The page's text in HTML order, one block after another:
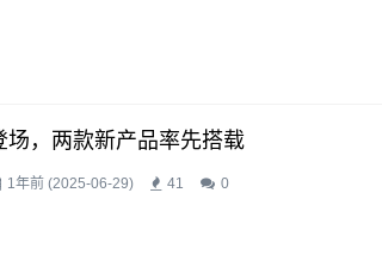
场，两款新产品率先搭载
1年前 (2025-06-29) 41 0